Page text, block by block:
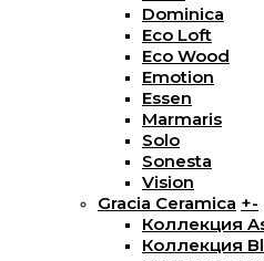
Dominica
Eco Loft
Eco Wood
Emotion
Essen
Marmaris
Solo
Sonesta
Vision
Gracia Ceramica +-
Коллекция
Коллекция